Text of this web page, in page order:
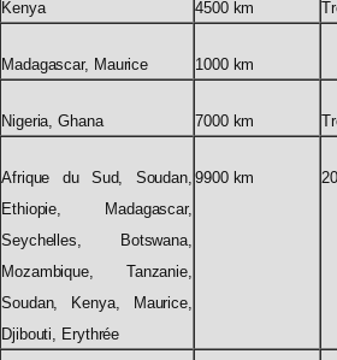
Kenya 4500 km
Madagascar, Maurice 1000 km
Nigeria, Ghana 7000 km
Afrique du Sud, Soudan,
Ethiopie, Madagascar,
Seychelles, Botswana,
Mozambique, Tanzanie,
Soudan, Kenya, Maurice,
Djibouti, Erythrée
9900 km